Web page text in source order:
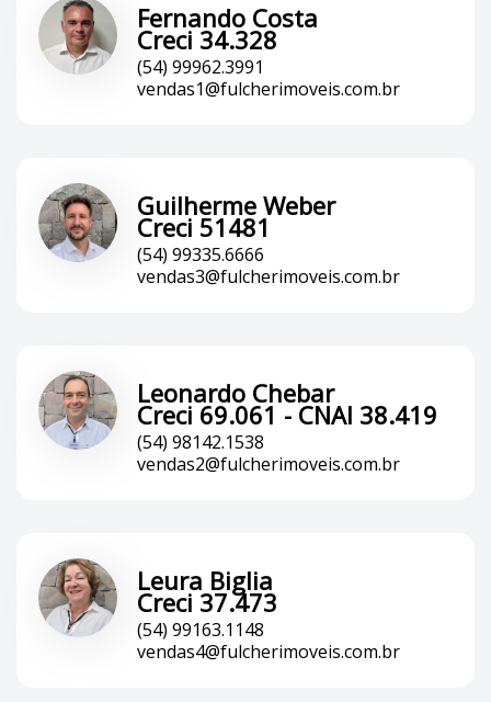
Fernando Costa
Creci 34.328
(54) 99962.3991
vendas1@fulcherimoveis.com.br
Guilherme Weber
Creci 51481
(54) 99335.6666
vendas3@fulcherimoveis.com.br
Leonardo Chebar
Creci 69.061 - CNAI 38.419
(54) 98142.1538
vendas2@fulcherimoveis.com.br
Leura Biglia
Creci 37.473
(54) 99163.1148
vendas4@fulcherimoveis.com.br